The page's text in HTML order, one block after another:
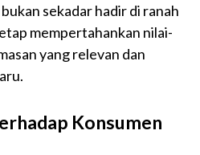
sekadar hadir di ranah
mempertahankan nilai-
yang relevan dan
Konsumen